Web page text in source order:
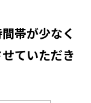
帯が少なく
ていただき